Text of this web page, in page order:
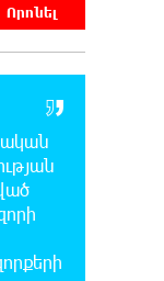
են